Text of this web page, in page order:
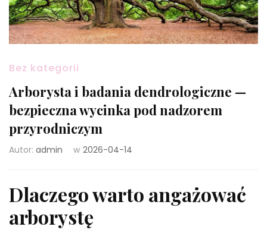
Bez kategorii
Arborysta i badania dendrologiczne —
bezpieczna wycinka pod nadzorem
przyrodniczym
Autor: admin w 2026-04-14
Dlaczego warto angażować
arborystę